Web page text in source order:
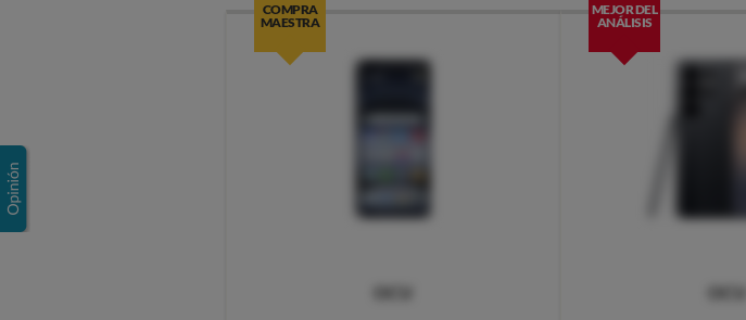
COMPRA
MAESTRA
MEJOR DEL
ANÁLISIS